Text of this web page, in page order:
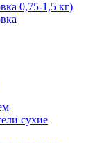
0,75-1,5 кг)
сухие